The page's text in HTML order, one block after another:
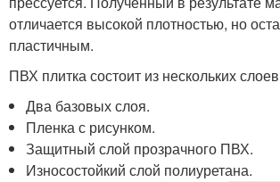
отличается высокой плотностью, но
пластичным.
ПВХ плитка состоит из нескольких
Два базовых слоя.
Пленка с рисунком.
Защитный слой прозрачного ПВХ.
Износостойкий слой полиуретана.